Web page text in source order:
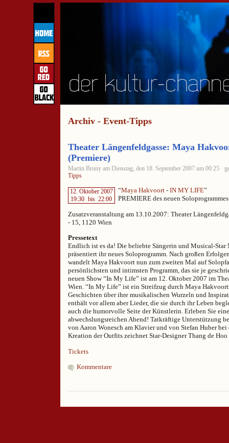
Archiv - Event-Tipps
Theater Längenfeldgasse: Maya
(Premiere)
Martin Bruny am Dienstag, den 18. September 2007 um 00:25 ·
Tipps
12. Oktober 2007
19:30 bis 22:00
“Maya Hakvoort-IN MY LIFE”
PREMIERE des neuen
Zusatzveranstaltung am 13.10.2007: Theater
- 15, 1120 Wien
Pressetext
Endlich ist es da! Die beliebte Sängerin und Musical-Star
präsentiert ihr neues Soloprogramm. Nach großen
wandelt Maya Hakvoort nun zum zweiten Mal auf
persönlichsten und intimsten Programm, das sie je
neuen Show “In My Life” ist am 12. Oktober 2007 im
Wien. “In My Life” ist ein Streifzug durch Maya
Geschichten über ihre musikalischen Wurzeln und
enthält vor allem aber Lieder, die sie durch ihr Leben
auch die humorvolle Seite der Künstlerin. Erleben Sie
abwechslungsreichen Abend! Tatkräftige Unterstützung
von Aaron Wonesch am Klavier und von Stefan Huber bei
Kreation der Outfits zeichnet Star-Designer Thang de
Tickets
Kommentare